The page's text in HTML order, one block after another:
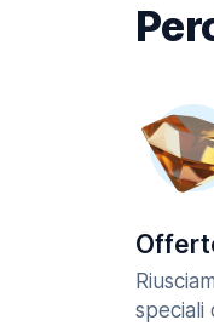
speciali